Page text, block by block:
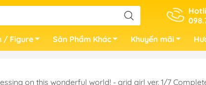
/ Figure Sản Phẩm Khác Khuyến mãi
on this wonderful world! - grid girl ver. 1/7